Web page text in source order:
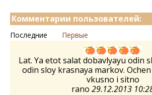
Комментарии пользователей:
Последние Первые
Lat. Ya etot salat dobavlyayu odin
odin sloy krasnaya markov.
vkusno i sitno
rano 29.12.2013